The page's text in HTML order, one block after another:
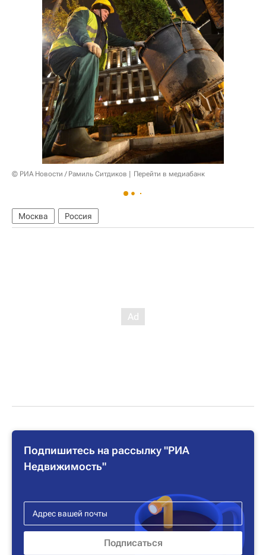
© РИА Новости / Рамиль Ситдиков Перейти в медиабанк
Москва Россия
Подпишитесь на рассылку "РИА
Недвижимость"